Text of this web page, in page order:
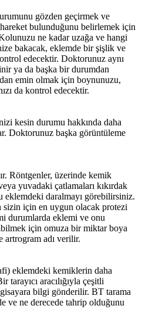
gözden geçirmek ve
bulunduğunu belirlemek için
ne kadar uzağa ve hangi
bakacak, eklemde bir şişlik ve
edecektir. Doktorunuz aynı
ya da başka bir durumdan
emin olmak için boynunuzu,
da kontrol edecektir.
kesin durumu hakkında daha
Doktorunuz başka görüntüleme
Röntgenler, üzerinde kemik
veya yuvadaki çatlamaları kıkırdak
eklemdeki daralmayı görebilirsiniz.
sizin için en uygun olacak protezi
durumlarda eklemi ve onu
için omuza bir miktar boya
artrogram adı verilir.
eklemdeki kemiklerin daha
tarayıcı aracılığıyla çeşitli
bilgi gönderilir. BT tarama
ve ne derecede tahrip olduğunu